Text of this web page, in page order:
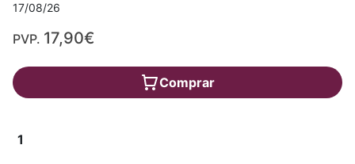
17/08/26
PVP. 17,90€
Comprar
1